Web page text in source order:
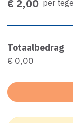
€ 2,00 per
Totaalbedrag
€ 0,00